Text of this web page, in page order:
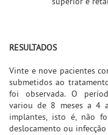
RESULTADOS
Vinte e nove pacientes
submetidos ao
foi observada. O
variou de 8 meses a 4
implantes, isto é, não
deslocamento ou